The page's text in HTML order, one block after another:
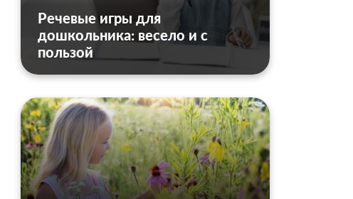
Речевые игры для
дошкольника: весело и с
пользой